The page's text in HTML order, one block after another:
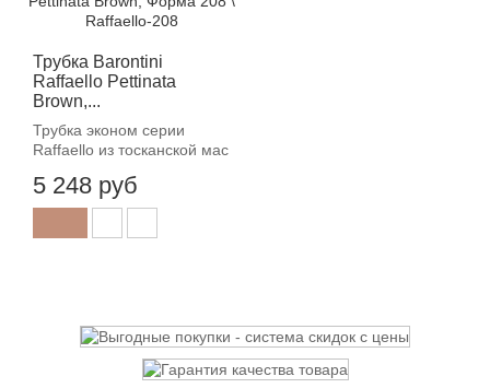
Трубка Barontini
Raffaello Pettinata
Brown,...
Трубка эконом серии
Raffaello из тосканской мас
5 248 руб